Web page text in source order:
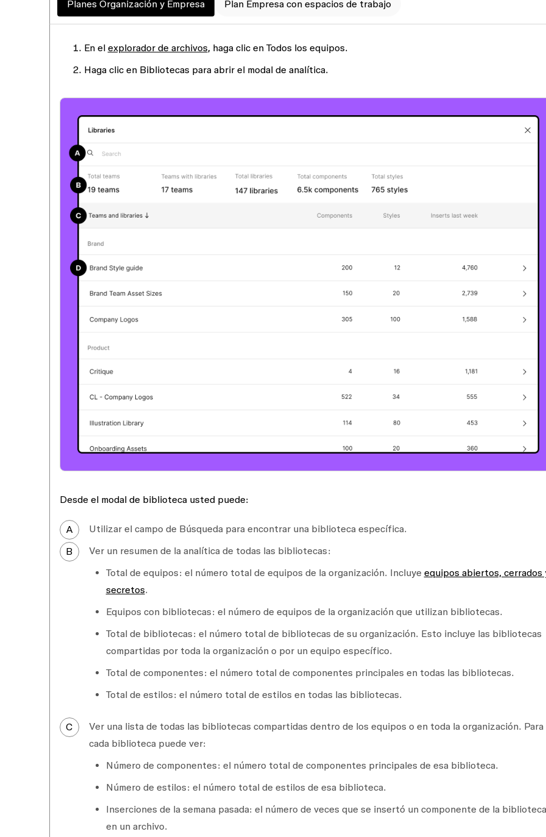
Planes Organización y Empresa Plan Empresa con espacios de trabajo
En el explorador de archivos, haga clic en Todos los equipos.
Haga clic en Bibliotecaspara abrir el modal de analítica.
Desde el modal de biblioteca usted puede:
A Utilizar el campo de Búsquedapara encontrar una biblioteca específica.
B
Ver un resumen de la analítica de todas las bibliotecas:
Total de equipos: el número total de equipos de la organización. Incluye equipos abiertos, cerrados
secretos.
Equipos con bibliotecas: el número de equipos de la organización que utilizan bibliotecas.
Total de bibliotecas: el número total de bibliotecas de su organización. Esto incluye las bibliotecas
compartidas por toda la organización o por un equipo específico.
Total de componentes: el número total de componentes principales en todas las bibliotecas.
Total de estilos: el número total de estilos en todas las bibliotecas.
C
Ver una lista de todas las bibliotecas compartidas dentro de los equipos o en toda la organización. Para
cada biblioteca puede ver:
Número de componentes: el número total de componentes principales de esa biblioteca.
Número de estilos: el número total de estilos de esa biblioteca.
Inserciones de la semana pasada: el número de veces que se insertó un componente de la biblioteca
en un archivo.